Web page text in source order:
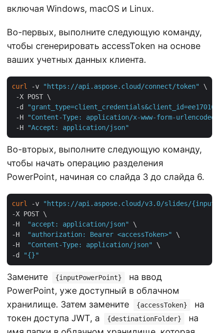
включая Windows, macOS и Linux.
Во-первых, выполните следующую команду,
чтобы сгенерировать accessToken на основе
ваших учетных данных клиента.
curl -v "https://api.aspose.cloud/connect/token"
\
-X POST \
-d
-H
"Content-Type: application/x-www-form-urlencoded"
-H
"Accept: application/json"
Во-вторых, выполните следующую команду,
чтобы начать операцию разделения
PowerPoint, начиная со слайда 3 до слайда 6.
curl -v
"https://api.aspose.cloud/v3.0/slides/
-X POST \
-H
"accept: application/json"
\
-H
"authorization: Bearer <accessToken>"
\
-H
"Content-Type: application/json"
\
-d
"{}"
Замените {inputPowerPoint}
на ввод
PowerPoint, уже доступный в облачном
хранилище. Затем замените
{accessToken}
на
токен доступа JWT, а
{destinationFolder}
на